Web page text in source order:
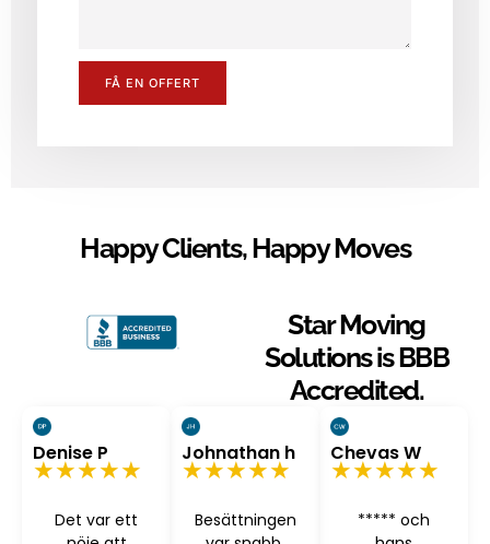
FÅ EN OFFERT
Happy Clients, Happy Moves
Star Moving
Solutions is BBB
Accredited.
Denise P
★★★★★
Det var ett
Johnathan h
★★★★★
Besättningen
Chevas W
★★★★★
***** och